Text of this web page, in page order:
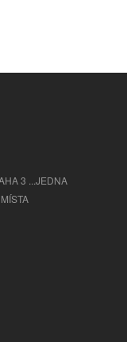
3 ...JEDNA